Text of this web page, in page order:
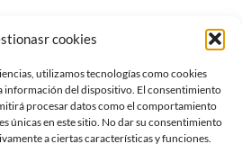
cookies
utilizamos tecnologías como cookies
información del dispositivo. El consentimiento
procesar datos como el comportamiento
únicas en este sitio. No dar su consentimiento
a ciertas características y funciones.